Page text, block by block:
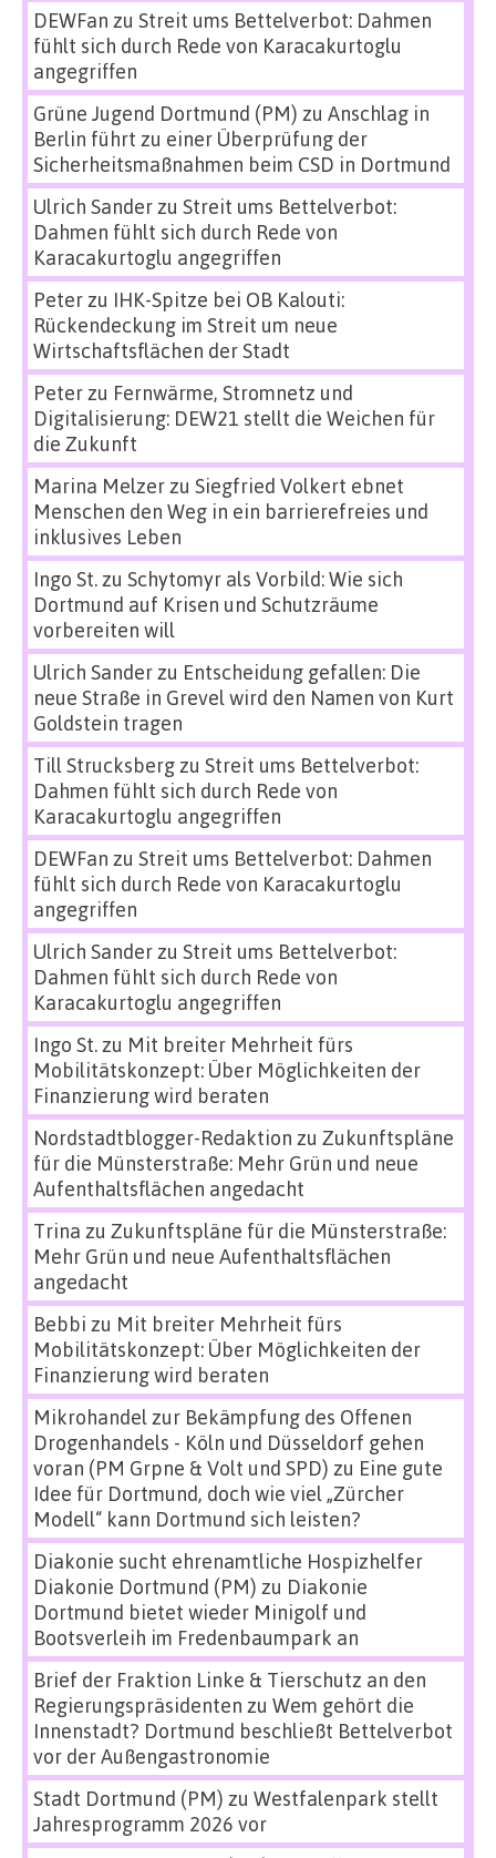
DEWFan zu Streit ums Bettelverbot: Dahmen
fühlt sich durch Rede von Karacakurtoglu
angegriffen
Grüne Jugend Dortmund (PM) zu Anschlag in
Berlin führt zu einer Überprüfung der
Sicherheitsmaßnahmen beim CSD in Dortmund
Ulrich Sanderzu Streit ums Bettelverbot:
Dahmen fühlt sich durch Rede von
Karacakurtoglu angegriffen
Peterzu IHK-Spitze bei OB Kalouti:
Rückendeckung im Streit um neue
Wirtschaftsflächen der Stadt
Peterzu Fernwärme, Stromnetz und
Digitalisierung: DEW21 stellt die Weichen für
die Zukunft
Marina Melzerzu Siegfried Volkert ebnet
Menschen den Weg in ein barrierefreies und
inklusives Leben
Ingo St.zu Schytomyr als Vorbild: Wie sich
Dortmund auf Krisen und Schutzräume
vorbereiten will
Ulrich Sanderzu Entscheidung gefallen: Die
neue Straße in Grevel wird den Namen von Kurt
Goldstein tragen
Till Strucksbergzu Streit ums Bettelverbot:
Dahmen fühlt sich durch Rede von
Karacakurtoglu angegriffen
DEWFan zu Streit ums Bettelverbot: Dahmen
fühlt sich durch Rede von Karacakurtoglu
angegriffen
Ulrich Sanderzu Streit ums Bettelverbot:
Dahmen fühlt sich durch Rede von
Karacakurtoglu angegriffen
Ingo St.zu Mit breiter Mehrheit fürs
Mobilitätskonzept: Über Möglichkeiten der
Finanzierung wird beraten
Nordstadtblogger-Redaktion zu Zukunftspläne
für die Münsterstraße: Mehr Grün und neue
Aufenthaltsflächen angedacht
Trina zu Zukunftspläne für die Münsterstraße:
Mehr Grün und neue Aufenthaltsflächen
angedacht
Bebbi zu Mit breiter Mehrheit fürs
Mobilitätskonzept: Über Möglichkeiten der
Finanzierung wird beraten
Mikrohandel zur Bekämpfung des Offenen
Drogenhandels - Köln und Düsseldorf gehen
voran (PM Grpne & Volt und SPD) zu Eine gute
Idee für Dortmund, doch wie viel „Zürcher
Modell“ kann Dortmund sich leisten?
Diakonie sucht ehrenamtliche Hospizhelfer
Diakonie Dortmund (PM) zu Diakonie
Dortmund bietet wieder Minigolf und
Bootsverleih im Fredenbaumpark an
Brief der Fraktion Linke & Tierschutz an den
Regierungspräsidenten zu Wem gehört die
Innenstadt? Dortmund beschließt Bettelverbot
vor der Außengastronomie
Stadt Dortmund (PM) zu Westfalenpark stellt
Jahresprogramm 2026 vor